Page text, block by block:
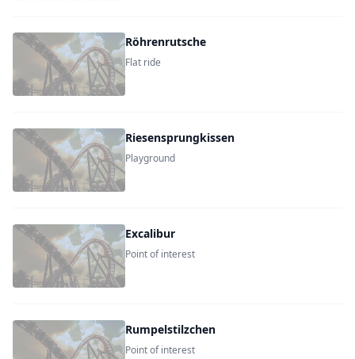
Röhrenrutsche
Flat ride
Riesensprungkissen
Playground
Excalibur
Point of interest
Rumpelstilzchen
Point of interest